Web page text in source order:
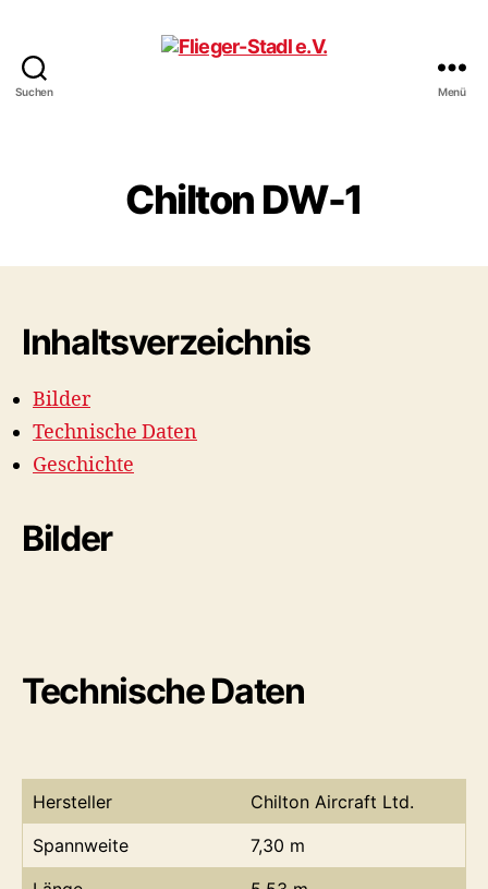
Suchen Menü
Chilton DW-1
Inhaltsverzeichnis
Bilder
Technische Daten
Geschichte
Bilder
Technische Daten
Hersteller
Chilton Aircraft Ltd.
Spannweite
7,30 m